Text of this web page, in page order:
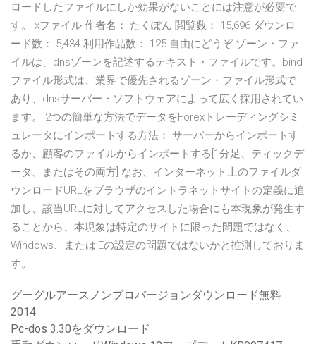
ロードしたファイルにしか効果がないことには注意が必要で
す。 xファイル 作者名： たくぽん 閲覧数： 15,696 ダウンロ
ード数： 5,434 利用作品数： 125 自由にどうぞ ゾーン・ファ
イルは、dnsゾーンを記述するテキスト・ファイルです。bind
ファイル形式は、業界で優先されるゾーン・ファイル形式で
あり、dnsサーバー・ソフトウェアによって広く採用されてい
ます。 2つの簡単な方法でデータをForexトレーディングシミ
ュレータにインポートする方法： サーバーからインポートす
るか、顧客のファイルからインポートする[1分足、ティックデ
ータ、またはその両方] なお、インターネット上のファイルダ
ウンロードURLをブラウザのイントラネットサイトの定義に追
加し、該当URLに対してアクセスした場合にも本現象が発生す
ることから、本現象は特定のサイトに限った問題ではなく、
Windows、またはIEの設定の問題ではないかと推測しておりま
す。
グーグルアースノンプロバージョンダウンロード無料
2014
Pc-dos 3.30をダウンロード